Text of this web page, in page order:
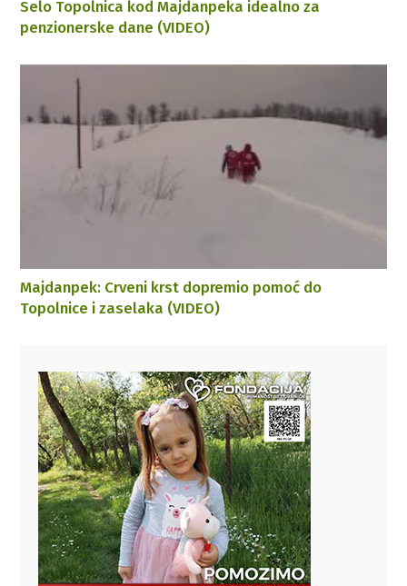
Selo Topolnica kod Majdanpeka idealno za
penzionerske dane (VIDEO)
Majdanpek: Crveni krst dopremio pomoć do
Topolnice i zaselaka (VIDEO)